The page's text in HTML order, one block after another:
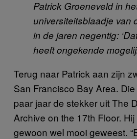
Patrick Groeneveld in
universiteitsblaadje van
in de jaren negentig:
heeft ongekende
Terug naar Patrick aan zijn
San Francisco Bay Area.
paar jaar de stekker uit The
Archive on the 17th Floor.
gewoon wel mooi geweest.